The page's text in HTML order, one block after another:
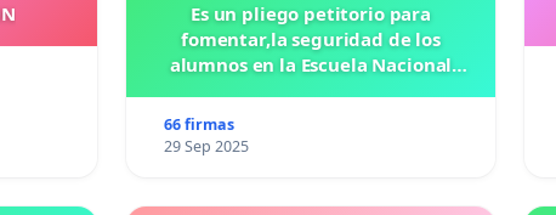
Es un pliego petitorio para
fomentar,la seguridad de los
alumnos en la Escuela Nacional
66 firmas
29 Sep 2025